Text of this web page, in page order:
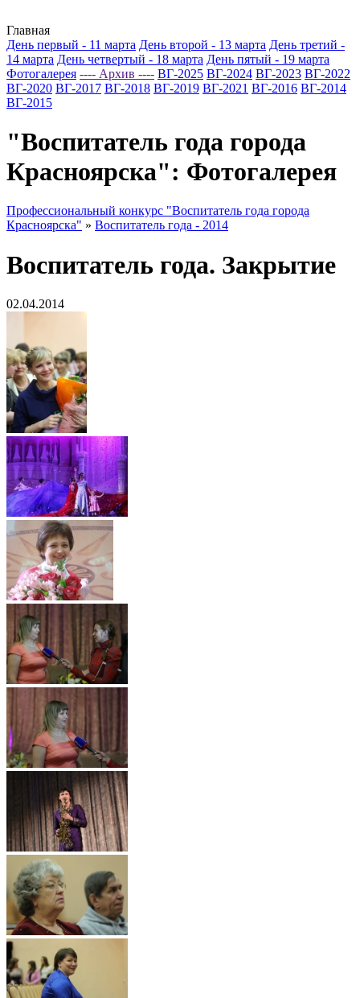
Главная
День первый - 11 марта День второй - 13 марта День третий -
14 марта День четвертый - 18 марта День пятый - 19 марта
Фотогалерея ---- Архив ---- ВГ-2025 ВГ-2024 ВГ-2023 ВГ-2022
ВГ-2020 ВГ-2017 ВГ-2018 ВГ-2019 ВГ-2021 ВГ-2016 ВГ-2014
ВГ-2015
"Воспитатель года города
Красноярска": Фотогалерея
Профессиональный конкурс "Воспитатель года города
Красноярска" » Воспитатель года - 2014
Воспитатель года. Закрытие
02.04.2014